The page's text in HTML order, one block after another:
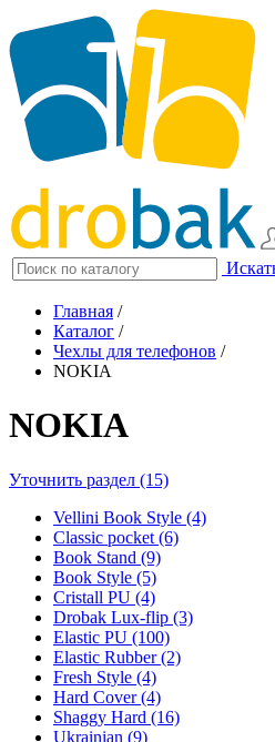
Главная /
Каталог /
Чехлы для телефонов /
NOKIA
NOKIA
Уточнить раздел (15)
Vellini Book Style (4)
Classic pocket (6)
Book Stand (9)
Book Style (5)
Cristall PU (4)
Drobak Lux-flip (3)
Elastic PU (100)
Elastic Rubber (2)
Fresh Style (4)
Hard Cover (4)
Shaggy Hard (16)
Ukrainian (9)